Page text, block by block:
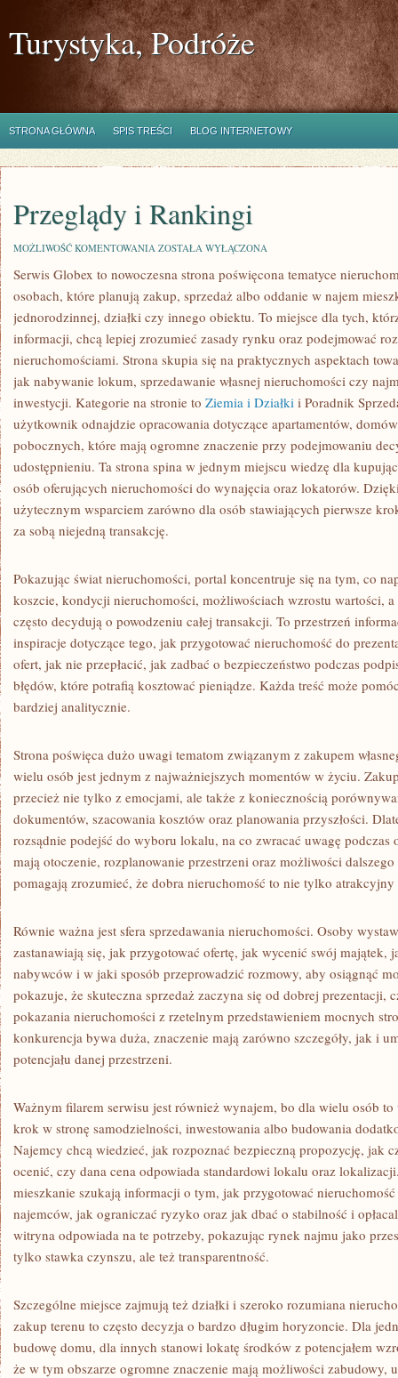
Turystyka, Podróże
STRONA GŁÓWNA SPIS TREŚCI BLOG INTERNETOWY
Przeglądy i Rankingi
MOŻLIWOŚĆ KOMENTOWANIA PRZEGLĄDY
RANKINGI
ZOSTAŁA WYŁĄCZONA
Serwis Globex to nowoczesna strona poświęcona tematyce
osobach, które planują zakup, sprzedaż albo oddanie w najem
jednorodzinnej, działki czy innego obiektu. To miejsce dla tych,
informacji, chcą lepiej zrozumieć zasady rynku oraz podejmować
nieruchomościami. Strona skupia się na praktycznych aspektach
jak nabywanie lokum, sprzedawanie własnej nieruchomości czy
inwestycji. Kategorie na stronie to Ziemia i Działki i Poradnik
użytkownik odnajdzie opracowania dotyczące apartamentów,
pobocznych, które mają ogromne znaczenie przy podejmowaniu
udostępnieniu. Ta strona spina w jednym miejscu wiedzę dla
osób oferujących nieruchomości do wynajęcia oraz lokatorów.
użytecznym wsparciem zarówno dla osób stawiających pierwsze
za sobą niejedną transakcję.
Pokazując świat nieruchomości, portal koncentruje się na tym, co
koszcie, kondycji nieruchomości, możliwościach wzrostu wartości,
często decydują o powodzeniu całej transakcji. To przestrzeń
inspiracje dotyczące tego, jak przygotować nieruchomość do
ofert, jak nie przepłacić, jak zadbać o bezpieczeństwo podczas
błędów, które potrafią kosztować pieniądze. Każda treść może
bardziej analitycznie.
Strona poświęca dużo uwagi tematom związanym z zakupem
wielu osób jest jednym z najważniejszych momentów w życiu.
przecież nie tylko z emocjami, ale także z koniecznością
dokumentów, szacowania kosztów oraz planowania przyszłości.
rozsądnie podejść do wyboru lokalu, na co zwracać uwagę podczas
mają otoczenie, rozplanowanie przestrzeni oraz możliwości
pomagają zrozumieć, że dobra nieruchomość to nie tylko
Równie ważna jest sfera sprzedawania nieruchomości. Osoby
zastanawiają się, jak przygotować ofertę, jak wycenić swój majątek,
nabywców i w jaki sposób przeprowadzić rozmowy, aby osiągnąć
pokazuje, że skuteczna sprzedaż zaczyna się od dobrej prezentacji,
pokazania nieruchomości z rzetelnym przedstawieniem mocnych
konkurencja bywa duża, znaczenie mają zarówno szczegóły, jak i
potencjału danej przestrzeni.
Ważnym filarem serwisu jest również wynajem, bo dla wielu osób to
krok w stronę samodzielności, inwestowania albo budowania
Najemcy chcą wiedzieć, jak rozpoznać bezpieczną propozycję, jak
ocenić, czy dana cena odpowiada standardowi lokalu oraz
mieszkanie szukają informacji o tym, jak przygotować
najemców, jak ograniczać ryzyko oraz jak dbać o stabilność i
witryna odpowiada na te potrzeby, pokazując rynek najmu jako
tylko stawka czynszu, ale też transparentność.
Szczególne miejsce zajmują też działki i szeroko rozumiana
zakup terenu to często decyzja o bardzo długim horyzoncie. Dla
budowę domu, dla innych stanowi lokatę środków z potencjałem
że w tym obszarze ogromne znaczenie mają możliwości zabudowy,